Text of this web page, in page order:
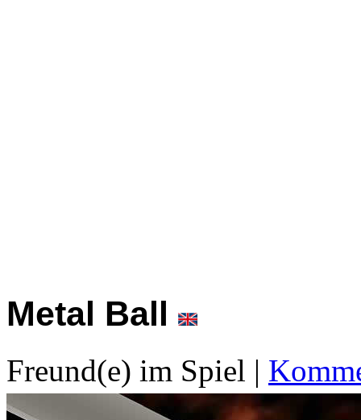
Metal Ball
Freund(e) im Spiel |